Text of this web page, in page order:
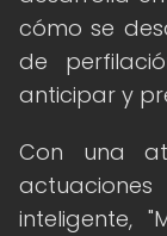
cómo se
de
anticipar y
Con una
inteligente,